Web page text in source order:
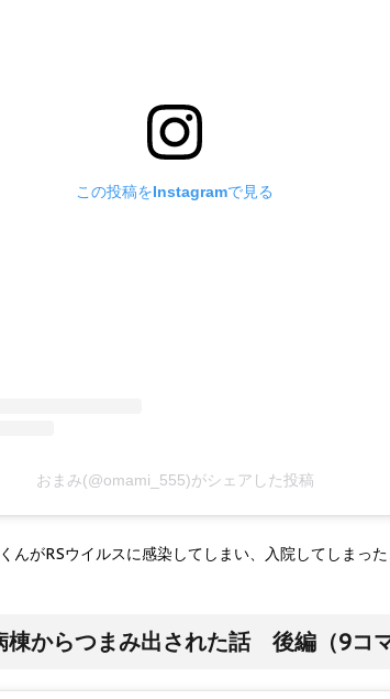
この投稿をInstagramで見る
おまみ(@omami_555)がシェアした投稿
んがRSウイルスに感染してしまい、入院してしま
棟からつまみ出された話 後編（9コマ